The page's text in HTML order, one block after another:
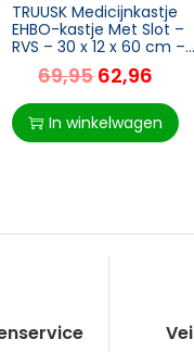
TRUUSK Medicijnkastje
EHBO-kastje Met Slot –
RVS – 30 x 12 x 60 cm –
Veilig en Stijlvol opbergen
van EHBO-
benodigdheden
69,95 62,96
In winkelwagen